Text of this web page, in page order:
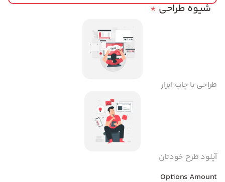
*شیوه طراحی
طراحی با چاپ ابزار
آپلود طرح خودتان
Options Amount